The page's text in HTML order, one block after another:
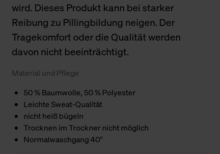
wird. Dieses Produkt kann bei starker
Reibung zu Pillingbildung neigen. Der
Tragekomfort oder die Qualität werden
davon nicht beeinträchtigt.
Material und Pflege
50 % Baumwolle, 50 % Polyester
Leichte Sweat-Qualität
nicht heiß bügeln
Trocknen im Trockner nicht möglich
Normalwaschgang 40°